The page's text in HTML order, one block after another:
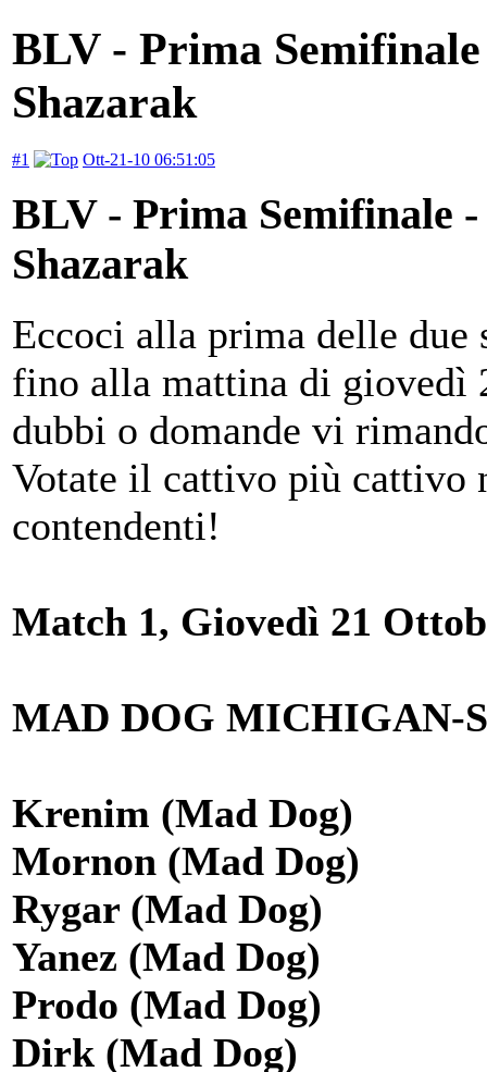
BLV - Prima
Shazarak
#1 Ott-21-10 06:51:05
BLV - Prima Semifinale
Shazarak
Eccoci alla prima delle
fino alla mattina di giovedì
dubbi o domande vi
Votate il cattivo più cattivo
contendenti!
Match 1, Giovedì 21
MAD DOG MICHIGAN-
Krenim (Mad Dog)
Mornon (Mad Dog)
Rygar (Mad Dog)
Yanez (Mad Dog)
Prodo (Mad Dog)
Dirk (Mad Dog)